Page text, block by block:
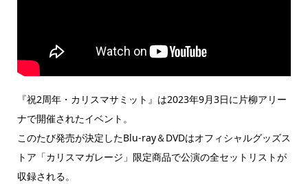
『祝2周年・カリスマサミット』は2023年9月3日に片柳アリー
ナで開催されたイベント。
このたび発売が決定したBlu-ray＆DVDはオフィシャルグッズス
トア「カリスマガレージ」限定商品で公演の全セットリストが
収録される。